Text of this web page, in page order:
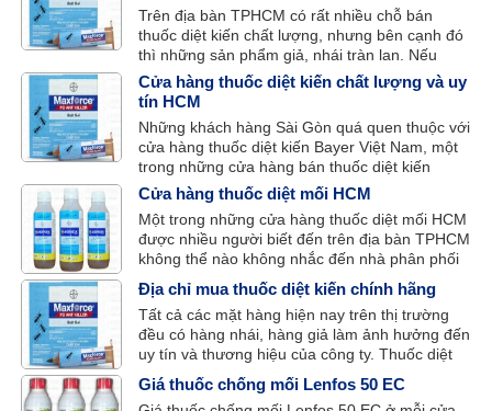
Trên địa bàn TPHCM có rất nhiều chỗ bán
thuốc diệt kiến chất lượng, nhưng bên cạnh đó
thì những sản phẩm giả, nhái tràn lan. Nếu
khách hàng không có một địa chỉ mua thuốc
chất lượng cụ thể thì có thể thành “nạn nhân”
trong khi tìm mua thuốc diệt kiến.
Cửa hàng thuốc diệt kiến chất lượng và uy
tín HCM
Những khách hàng Sài Gòn quá quen thuộc với
cửa hàng thuốc diệt kiến Bayer Việt Nam, một
trong những cửa hàng bán thuốc diệt kiến
chính hãng, chất lượng và uy tín tại HCM.
Cửa hàng thuốc diệt mối HCM
Một trong những cửa hàng thuốc diệt mối HCM
được nhiều người biết đến trên địa bàn TPHCM
không thể nào không nhắc đến nhà phân phối
Bayer Việt Nam – nhà phân phối thuốc diệt côn
trùng số 1 của CHLB Đức.
Địa chỉ mua thuốc diệt kiến chính hãng
Tất cả các mặt hàng hiện nay trên thị trường
đều có hàng nhái, hàng giả làm ảnh hưởng đến
uy tín và thương hiệu của công ty. Thuốc diệt
kiến cũng vậy, nên khách hàng luôn tìm kiếm
một địa chỉ mua thuốc diệt kiến chính hãng với
Giá thuốc chống mối Lenfos 50 EC